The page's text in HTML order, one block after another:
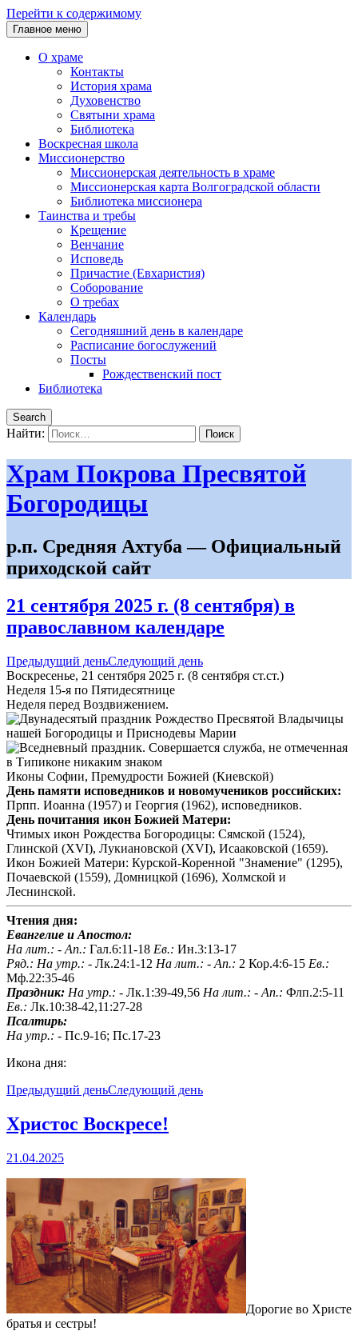
Перейти к содержимому
Главное меню
О храме
Контакты
История храма
Духовенство
Святыни храма
Библиотека
Воскресная школа
Миссионерство
Миссионерская деятельность в храме
Миссионерская карта Волгоградской области
Библиотека миссионера
Таинства и требы
Крещение
Венчание
Исповедь
Причастие (Евхаристия)
Соборование
О требах
Календарь
Сегодняшний день в календаре
Расписание богослужений
Посты
Рождественский пост
Библиотека
Search
Найти:
Храм Покрова Пресвятой
Богородицы
р.п. Средняя Ахтуба — Официальный
приходской сайт
21 сентября 2025 г. (8 сентября) в
православном календаре
Предыдущий деньСледующий день
Воскресенье, 21 сентября 2025 г. (8 сентября ст.ст.)
Неделя 15-я по Пятидесятнице
Неделя перед Воздвижением.
Рождество Пресвятой Владычицы
нашей Богородицы и Приснодевы Марии
Иконы Софии, Премудрости Божией (Киевской)
День памяти исповедников и новомучеников российских:
Прпп. Иоанна (1957) и Георгия (1962), исповедников.
День почитания икон Божией Матери:
Чтимых икон Рождества Богородицы: Сямской (1524),
Глинской (XVI), Лукиановской (XVI), Исааковской (1659).
Икон Божией Матери: Курской-Коренной "Знамение" (1295),
Почаевской (1559), Домницкой (1696), Холмской и
Леснинской.
Чтения дня:
Евангелие и Апостол:
На лит.: - Ап.: Гал.6:11-18 Ев.: Ин.3:13-17
Ряд.: На утр.: - Лк.24:1-12 На лит.: - Ап.: 2 Кор.4:6-15 Ев.:
Мф.22:35-46
Праздник: На утр.: - Лк.1:39-49,56 На лит.: - Ап.: Флп.2:5-11
Ев.: Лк.10:38-42,11:27-28
Псалтирь:
На утр.: - Пс.9-16; Пс.17-23
Икона дня:
Предыдущий деньСледующий день
Христос Воскресе!
21.04.2025
Дорогие во Христе
братья и сестры!